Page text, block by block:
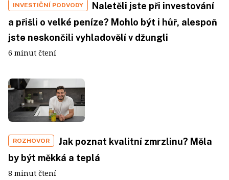
INVESTIČNÍ PODVODY
Naletěli jste při investování
a přišli o velké peníze? Mohlo být i hůř, alespoň
jste neskončili vyhladovělí v džungli
6 minut čtení
ROZHOVOR
Jak poznat kvalitní zmrzlinu? Měla
by být měkká a teplá
8 minut čtení